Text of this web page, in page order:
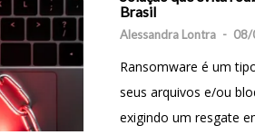
Brasil
Alessandra Lontra - 08/
Ransomware é um
seus arquivos e/ou
exigindo um resgate